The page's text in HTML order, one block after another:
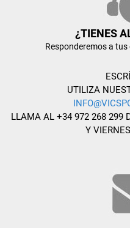
¿TIENES
Responderemos a
UTILIZA
LLAMA AL +34 972 268 299
Y